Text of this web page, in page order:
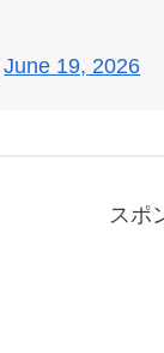
June 19, 2026
スポ